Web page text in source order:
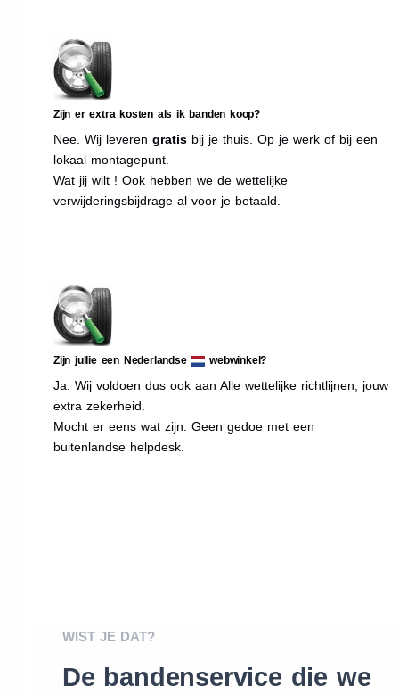
Zijn er extra kosten als ik banden koop?
Nee. Wij leveren gratis bij je thuis. Op je werk of bij een
lokaal montagepunt.
Wat jij wilt ! Ook hebben we de wettelijke
verwijderingsbijdrage al voor je betaald.
Zijn jullie een Nederlandse webwinkel?
Ja. Wij voldoen dus ook aan Alle wettelijke richtlijnen, jouw
extra zekerheid.
Mocht er eens wat zijn. Geen gedoe met een
buitenlandse helpdesk.
WIST JE DAT?
De bandenservice die we